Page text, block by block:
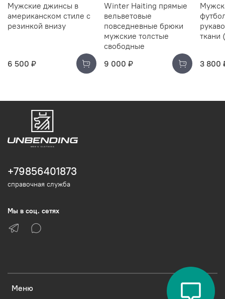
Мужские джинсы в
американском стиле с
резинкой внизу
6 500 ₽
Winter Haiting прямые
вельветовые
повседневные брюки
мужские толстые
свободные
9 000 ₽
ткани
3 800
Меню
+79856401873
справочная служба
Мы в соц. сетях